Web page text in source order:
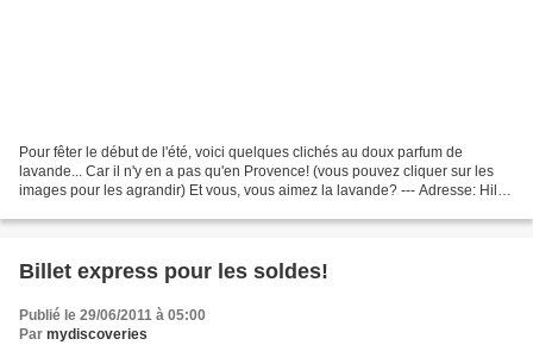
Pour fêter le début de l'été, voici quelques clichés au doux parfum de
lavande... Car il n'y en a pas qu'en Provence! (vous pouvez cliquer sur les
images pour les agrandir) Et vous, vous aimez la lavande? --- Adresse: Hill
Billet express pour les soldes!
Publié le 29/06/2011 à 05:00
Par mydiscoveries